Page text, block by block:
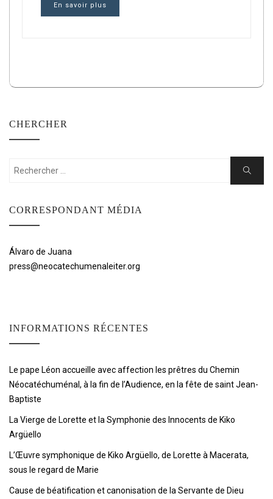
En savoir plus
CHERCHER
Rechercher:
Chercher
CORRESPONDANT MÉDIA
Álvaro de Juana
press@neocatechumenaleiter.org
INFORMATIONS RÉCENTES
Le pape Léon accueille avec affection les prêtres du Chemin
Néocatéchuménal, à la fin de l’Audience, en la fête de saint Jean-
Baptiste
La Vierge de Lorette et la Symphonie des Innocents de Kiko
Argüello
L’Œuvre symphonique de Kiko Argüello, de Lorette à Macerata,
sous le regard de Marie
Cause de béatification et canonisation de la Servante de Dieu